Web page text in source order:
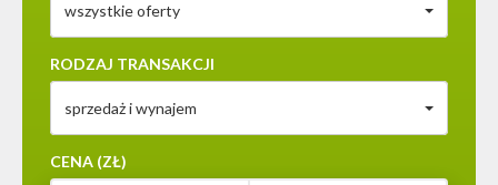
wszystkie oferty
RODZAJ TRANSAKCJI
sprzedaż i wynajem
CENA (ZŁ)